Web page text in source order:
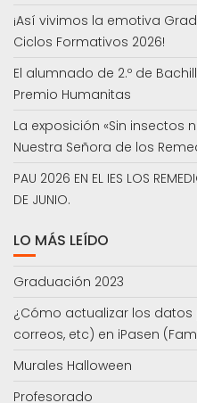
¡Así vivimos la emotiva
Ciclos Formativos 2026!
El alumnado de 2.º de
Premio Humanitas
La exposición «Sin insectos
Nuestra Señora de los
PAU 2026 EN EL IES LOS
DE JUNIO.
LO MÁS LEÍDO
Graduación 2023
¿Cómo actualizar los
correos, etc) en iPasen
Murales Halloween
Profesorado